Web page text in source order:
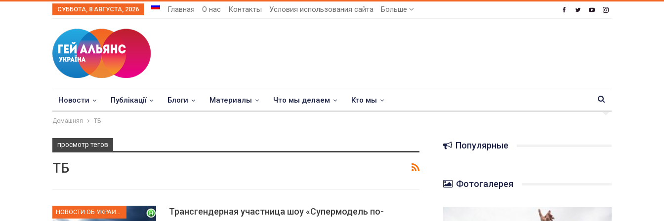
СУББОТА, 8 АВГУСТА, 2026 Главная О нас Контакты Условия использования сайта Больше
Новости Публікації Блоги Материалы Что мы делаем Кто мы
Домашняя ТБ
просмотр тегов
ТБ
Трансгендерная участница шоу «Супермодель по-
Популярные
Фотогалерея